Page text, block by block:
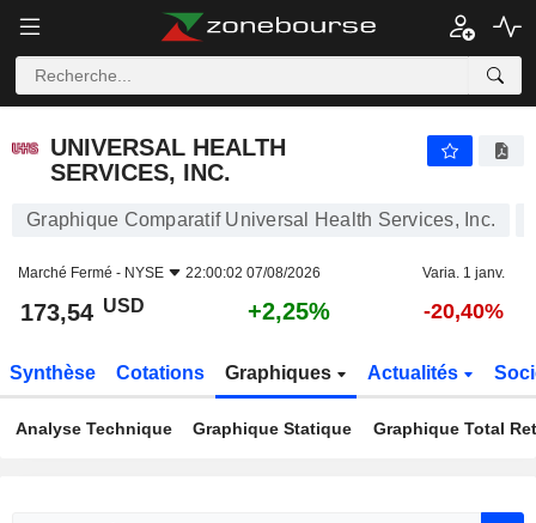
UNIVERSAL HEALTH
SERVICES, INC.
Graphique Comparatif Universal Health Services, Inc.
Marché Fermé - NYSE 22:00:02 07/08/2026 Varia. 1 janv.
173,54 USD +2,25% -20,40%
Synthèse Cotations Graphiques Actualités
Analyse Technique Graphique Statique Graphique Total